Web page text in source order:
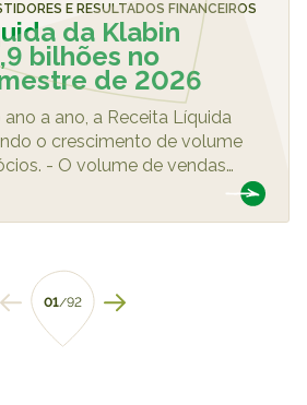
E RESULTADOS FINANCEIROS
da Klabin
bilhões no
de 2026
a ano, a Receita Líquida
o crescimento de volume
- O volume de vendas…
01/92